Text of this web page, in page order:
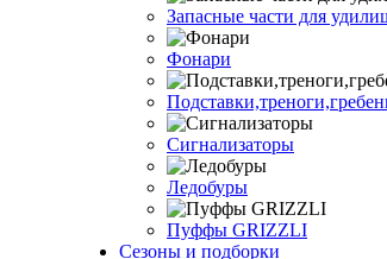
Запасные части для
Фонари
Сигнализаторы
Ледобуры
Пуффы GRIZZLI
Сезоны и подборки